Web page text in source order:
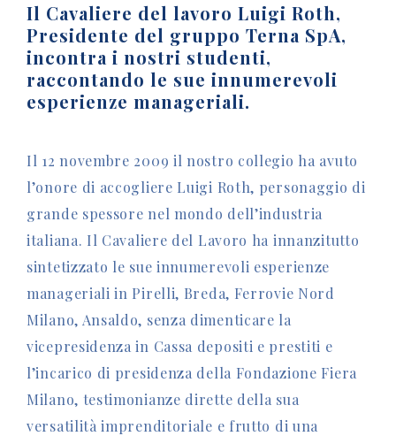
Il Cavaliere del lavoro Luigi Roth,
Presidente del gruppo Terna SpA,
incontra i nostri studenti,
raccontando le sue innumerevoli
esperienze manageriali.
Il 12 novembre 2009 il nostro collegio ha avuto
l’onore di accogliere Luigi Roth, personaggio di
grande spessore nel mondo dell’industria
italiana. Il Cavaliere del Lavoro ha innanzitutto
sintetizzato le sue innumerevoli esperienze
manageriali in Pirelli, Breda, Ferrovie Nord
Milano, Ansaldo, senza dimenticare la
vicepresidenza in Cassa depositi e prestiti e
l’incarico di presidenza della Fondazione Fiera
Milano, testimonianze dirette della sua
versatilità imprenditoriale e frutto di una